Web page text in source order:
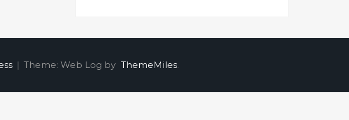
| Theme: Web Log by ThemeMiles.